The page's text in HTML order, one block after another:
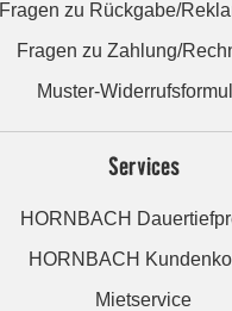
Fragen zu Rückgabe/
Fragen zu Zahlung/
Muster-
Services
HORNBACH
HORNBACH
Mietservice